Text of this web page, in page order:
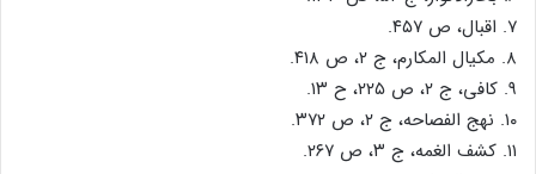
۷. اقبال، ص ۴۵۷.
۸. مکیال المکارم، ج ۲، ص ۴۱۸.
۹. کافی، ج ۲، ص ۲۲۵، ح ۱۳.
۱۰. نهج الفصاحه، ج ۲، ص ۳۷۲.
۱۱. کشف الغمه، ج ۳، ص ۲۶۷.